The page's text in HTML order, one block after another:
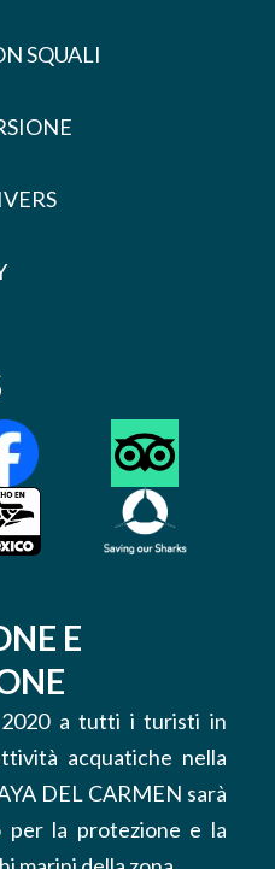
SQUALI
E
a tutti i turisti in
acquatiche nella
DEL CARMEN sarà
per la protezione e la